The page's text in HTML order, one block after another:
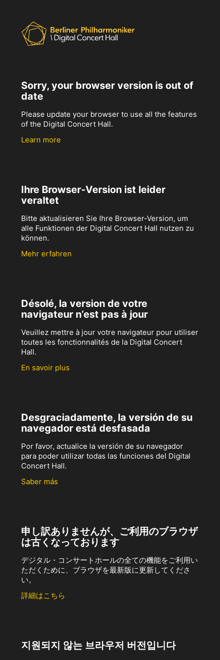
Sorry, your browser version is out of
date
Please update your browser to use all the features
of the Digital Concert Hall.
Learn more
Ihre Browser-Version ist leider
veraltet
Bitte aktualisieren Sie Ihre Browser-Version, um
alle Funktionen der Digital Concert Hall nutzen zu
können.
Mehr erfahren
Désolé, la version de votre
navigateur n’est pas à jour
Veuillez mettre à jour votre navigateur pour utiliser
toutes les fonctionnalités de la Digital Concert
Hall.
En savoir plus
Desgraciadamente, la versión de su
navegador está desfasada
Por favor, actualice la versión de su navegador
para poder utilizar todas las funciones del Digital
Concert Hall.
Saber más
申し訳ありませんが、ご利用のブラウザ
は古くなっております
デジタル・コンサートホールの全ての機能をご利用い
ただくために、ブラウザを最新版に更新してくださ
い。
詳細はこちら
지원되지 않는 브라우저 버전입니다